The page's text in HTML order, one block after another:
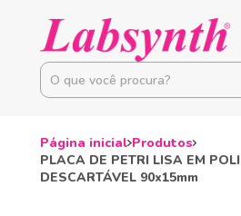
Página inicial Produtos
PLACA DE PETRI LISA EM
DESCARTÁVEL 90x15mm